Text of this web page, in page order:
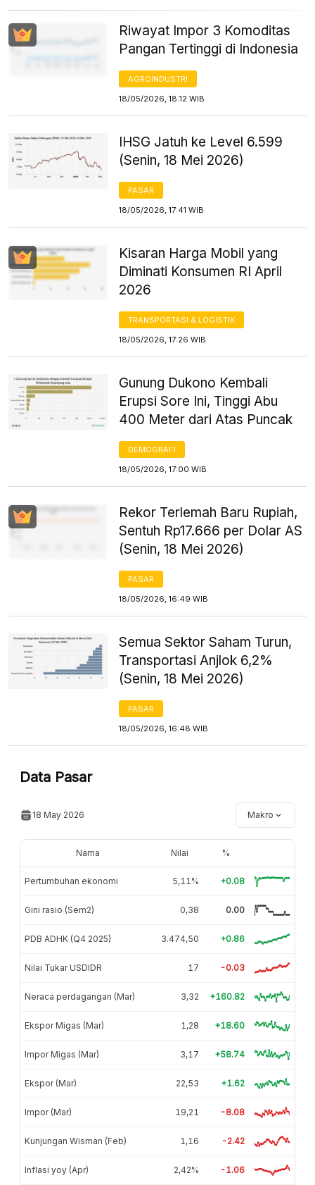
Riwayat Impor 3 Komoditas
Pangan Tertinggi di Indonesia
AGROINDUSTRI
18/05/2026, 18:12 WIB
IHSG Jatuh ke Level 6.599
(Senin, 18 Mei 2026)
PASAR
18/05/2026, 17:41 WIB
Kisaran Harga Mobil yang
Diminati Konsumen RI April
2026
TRANSPORTASI & LOGISTIK
18/05/2026, 17:26 WIB
Gunung Dukono Kembali
Erupsi Sore Ini, Tinggi Abu
400 Meter dari Atas Puncak
DEMOGRAFI
18/05/2026, 17:00 WIB
Rekor Terlemah Baru Rupiah,
Sentuh Rp17.666 per Dolar AS
(Senin, 18 Mei 2026)
PASAR
18/05/2026, 16:49 WIB
Semua Sektor Saham Turun,
Transportasi Anjlok 6,2%
(Senin, 18 Mei 2026)
PASAR
18/05/2026, 16:48 WIB
Data Pasar
18 May 2026 Makro
Nama Nilai %
Pertumbuhan ekonomi 5,11% +0.08
Gini rasio (Sem2) 0,38 0.00
PDB ADHK (Q4 2025) 3.474,50 +0.86
Nilai Tukar USDIDR 17 -0.03
Neraca perdagangan (Mar) 3,32 +160.82
Ekspor Migas (Mar) 1,28 +18.60
Impor Migas (Mar) 3,17 +58.74
Ekspor (Mar) 22,53 +1.62
Impor (Mar) 19,21 -8.08
Kunjungan Wisman (Feb) 1,16 -2.42
Inflasi yoy (Apr) 2,42% -1.06